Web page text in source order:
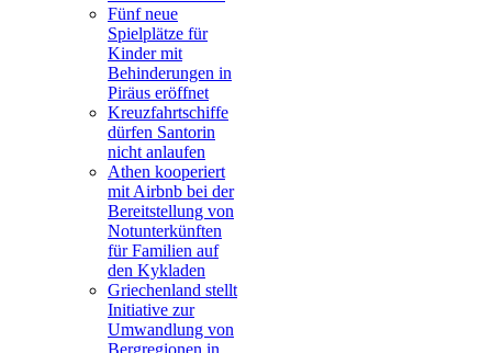
Fünf neue
Spielplätze für
Kinder mit
Behinderungen in
Piräus eröffnet
Kreuzfahrtschiffe
dürfen Santorin
nicht anlaufen
Athen kooperiert
mit Airbnb bei der
Bereitstellung von
Notunterkünften
für Familien auf
den Kykladen
Griechenland stellt
Initiative zur
Umwandlung von
Bergregionen in